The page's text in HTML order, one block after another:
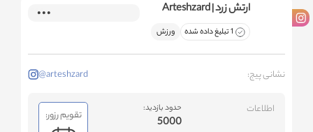
ارتش زرد | Arteshzard
1 تبلیغ داده شده ورزش
نشانی پیج: @arteshzard
اطلاعات حدود بازدید:
5000 تقویم رزور: